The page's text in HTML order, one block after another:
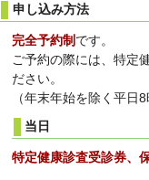
申し込み方法
完全予約制 です。
ご予約の際には、特定
ださい。
（年末年始を除く平日
当日
特定健康診査受診券、